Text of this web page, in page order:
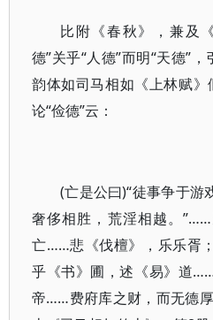
比附《春秋》，兼及
德”关乎“人德”而明“天德”，
韵体如司马相如《上林赋》
论“俭德”云：
(亡是公曰)“徒事争于游
奢侈相胜，荒淫相越。
亡……悲《伐檀》，乐乐胥
乎《书》圃，述《易》道
帝……费府库之财，而无德